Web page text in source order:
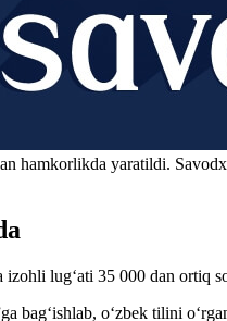
hamkorlikda yaratildi.
lug‘ati 35 000 dan ortiq
bag‘ishlab, o‘zbek tilini